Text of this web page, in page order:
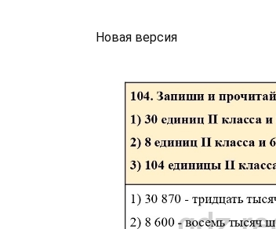
Новая версия